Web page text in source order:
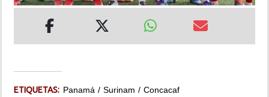
ETIQUETAS: Panamá Surinam
Concacaf